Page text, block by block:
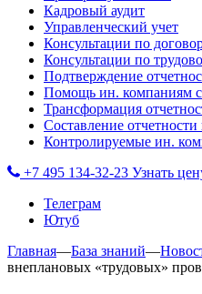
Кадровый аудит
Управленческий учет
Консультации по
Консультации по
Подтверждение
Помощь ин. компаниям
Трансформация
Составление
Контролируемые ин.
+7 495 134-32-23 Узнать
Телеграм
Ютуб
Главная—База знаний—
внеплановых «трудовых»